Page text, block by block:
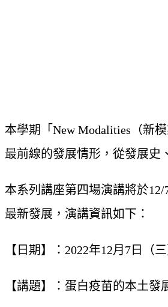
本學期「New Modalities（新
最前線的發展情形，從發展史
本系列講座第四場演講將於
最新發展，演講資訊如下：
【日期】：2022年12月7日（
【講題】：蛋白疫苗的本土